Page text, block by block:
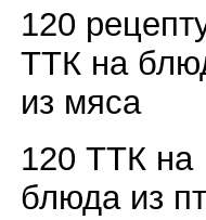
120
ТТК на
из мяса
120 ТТК на
блюда из